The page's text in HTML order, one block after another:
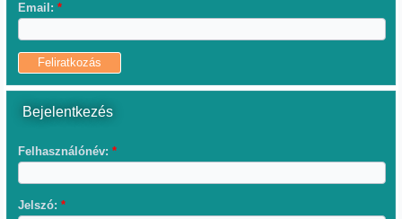
Email:*
Bejelentkezés
Felhasználónév:*
Jelszó:*